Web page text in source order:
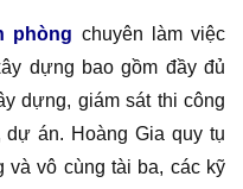
phòng chuyên làm việc
dựng bao gồm đầy đủ
dựng, giám sát thi công
án. Hoàng Gia quy tụ
và vô cùng tài ba, các kỹ